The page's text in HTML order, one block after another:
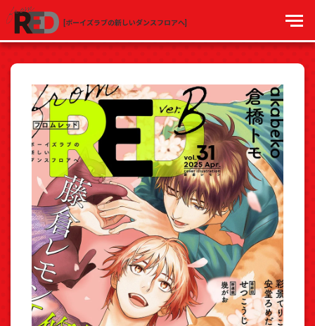
[ボーイズラブの新しいダンスフロアへ]